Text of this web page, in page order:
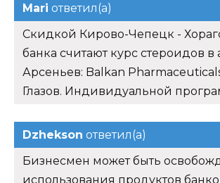
Mari ответил(а)
Скидкой Кирово-Чепецк -
банка считают курс стероидов в
Арсеньев: Balkan
Глазов. Индивидуальной
Dzhekson ответил(а)
Бизнесмен может быть
использования продуктов